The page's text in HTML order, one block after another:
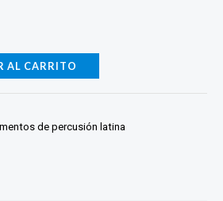
AL CARRITO
de percusión latina